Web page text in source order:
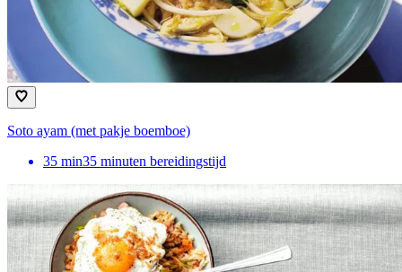
Soto ayam (met pakje boemboe)
35 min35 minuten bereidingstijd